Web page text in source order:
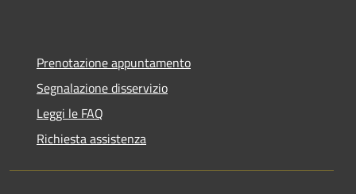
Prenotazione appuntamento
Segnalazione disservizio
Leggi le FAQ
Richiesta assistenza